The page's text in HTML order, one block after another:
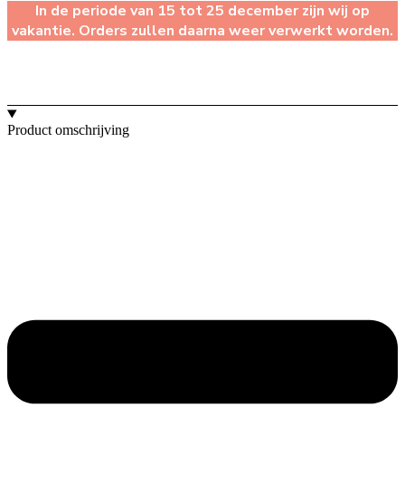
In de periode van 15 tot 25 december zijn wij op
vakantie. Orders zullen daarna weer verwerkt worden.
Product omschrijving